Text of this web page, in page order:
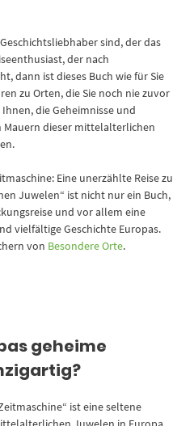
sind, der das
der nach
dann ist dieses Buch wie für Sie
zu Orten, die Sie noch nie zuvor
die Geheimnisse und
Mauern dieser mittelalterlichen
Eine unerzählte Reise zu
Juwelen“ ist nicht nur ein Buch,
und vor allem eine
vielfältige Geschichte Europas.
von Besondere Orte.
geheime
ist eine seltene